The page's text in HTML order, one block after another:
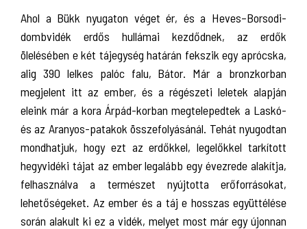
Ahol a Bükk nyugaton véget ér, és a Heves–Borsodi-
dombvidék erdős hullámai kezdődnek, az erdők
ölelésében e két tájegység határán fekszik egy aprócska,
alig 390 lelkes palóc falu, Bátor. Már a bronzkorban
megjelent itt az ember, és a régészeti leletek alapján
eleink már a kora Árpád-korban megtelepedtek a Laskó-
és az Aranyos-patakok összefolyásánál. Tehát nyugodtan
mondhatjuk, hogy ezt az erdőkkel, legelőkkel tarkított
hegyvidéki tájat az ember legalább egy évezrede alakítja,
felhasználva a természet nyújtotta erőforrásokat,
lehetőségeket. Az ember és a táj e hosszas együttélése
során alakult ki ez a vidék, melyet most már egy újonnan